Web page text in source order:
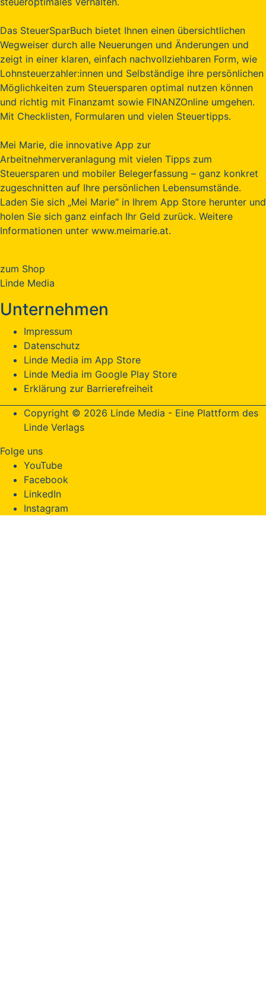
Das SteuerSparBuch bietet Ihnen einen übersichtlichen
Wegweiser durch alle Neuerungen und Änderungen und
zeigt in einer klaren, einfach nachvollziehbaren Form, wie
Lohnsteuerzahler:innen und Selbständige ihre persönlichen
Möglichkeiten zum Steuersparen optimal nutzen können
und richtig mit Finanzamt sowie FINANZOnline umgehen.
Mit Checklisten, Formularen und vielen Steuertipps.
Mei Marie, die innovative App zur
Arbeitnehmerveranlagung mit vielen Tipps zum
Steuersparen und mobiler Belegerfassung – ganz konkret
zugeschnitten auf Ihre persönlichen Lebensumstände.
Laden Sie sich „Mei Marie“ in Ihrem App Store herunter und
holen Sie sich ganz einfach Ihr Geld zurück. Weitere
Informationen unter www.meimarie.at.
zum Shop
Linde Media
Unternehmen
Impressum
Datenschutz
Linde Media im App Store
Linde Media im Google Play Store
Erklärung zur Barrierefreiheit
Copyright © 2026 Linde Media - Eine Plattform des
Linde Verlags
Folge uns
YouTube
Facebook
LinkedIn
Instagram